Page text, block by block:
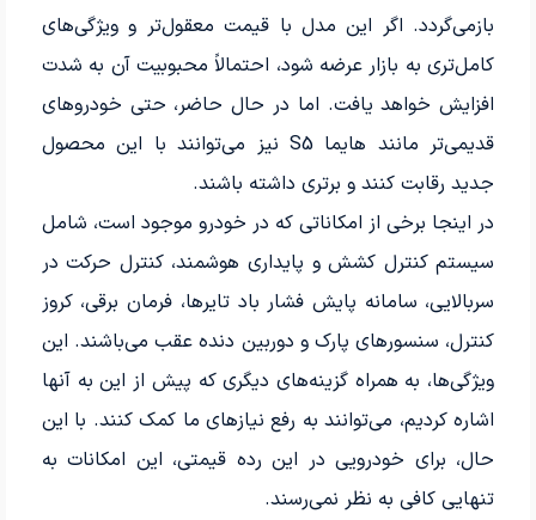
بازمی‌گردد. اگر این مدل با قیمت معقول‌تر و ویژگی‌های
کامل‌تری به بازار عرضه شود، احتمالاً محبوبیت آن به شدت
افزایش خواهد یافت. اما در حال حاضر، حتی خودروهای
قدیمی‌تر مانند هایما S5 نیز می‌توانند با این محصول
جدید رقابت کنند و برتری داشته باشند.
در اینجا برخی از امکاناتی که در خودرو موجود است، شامل
سیستم کنترل کشش و پایداری هوشمند، کنترل حرکت در
سربالایی، سامانه پایش فشار باد تایرها، فرمان برقی، کروز
کنترل، سنسورهای پارک و دوربین دنده عقب می‌باشند. این
ویژگی‌ها، به همراه گزینه‌های دیگری که پیش از این به آنها
اشاره کردیم، می‌توانند به رفع نیازهای ما کمک کنند. با این
حال، برای خودرویی در این رده قیمتی، این امکانات به
تنهایی کافی به نظر نمی‌رسند.